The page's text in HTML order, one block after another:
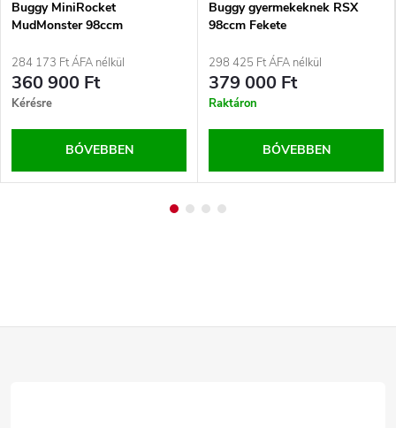
Buggy MiniRocket
MudMonster 98ccm
284 173 Ft ÁFA nélkül
360 900 Ft
Kérésre
BŐVEBBEN
Buggy gyermekeknek RSX
98ccm Fekete
298 425 Ft ÁFA nélkül
379 000 Ft
Raktáron
BŐVEBBEN